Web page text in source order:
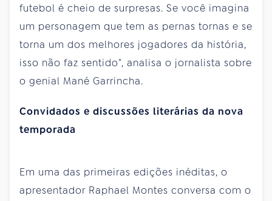
futebol é cheio de surpresas. Se você imagina
um personagem que tem as pernas tornas e se
torna um dos melhores jogadores da história,
isso não faz sentido", analisa o jornalista sobre
o genial Mané Garrincha.
Convidados e discussões literárias da nova
temporada
Em uma das primeiras edições inéditas, o
apresentador Raphael Montes conversa com o